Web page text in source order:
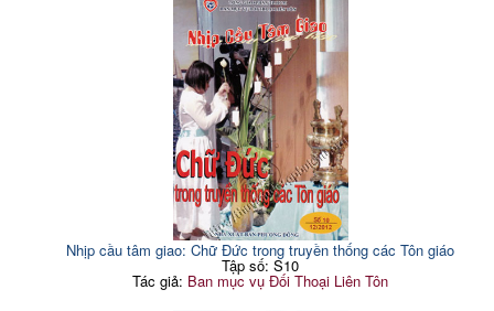
Nhịp cầu tâm giao: Chữ Đức trong truyền thống các Tôn giáo
Tập số: S10
Tác giả: Ban mục vụ Đối Thoại Liên Tôn